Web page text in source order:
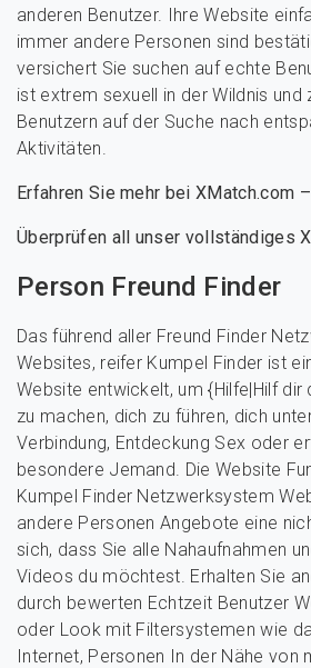
anderen Benutzer. Ihre Website
immer andere Personen sind
versichert Sie suchen auf echte
ist extrem sexuell in der Wildnis
Benutzern auf der Suche nach
Aktivitäten.
Erfahren Sie mehr bei XMatch.com
Überprüfen all unser vollständiges
Person Freund Finder
Das führend aller Freund Finder
Websites, reifer Kumpel Finder ist
Website entwickelt, um {Hilfe|Hilf dir
zu machen, dich zu führen, dich
Verbindung, Entdeckung Sex oder
besondere Jemand. Die Website
Kumpel Finder Netzwerksystem
andere Personen Angebote eine
sich, dass Sie alle Nahaufnahmen
Videos du möchtest. Erhalten Sie
durch bewerten Echtzeit Benutzer
oder Look mit Filtersystemen wie
Internet, Personen In der Nähe von